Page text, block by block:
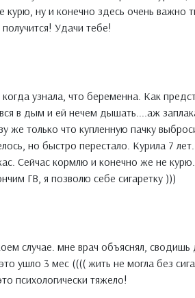
курю, ну и конечно здесь очень важно
Удачи тебе!
узнала, что беременна. Как
в дым и ей нечем дышать....аж
же только что купленную пачку
но быстро перестало. Курила 7
Сейчас кормлю и конечно же не
ГВ, я позволю себе сигаретку )))
случае. мне врач объяснял,
ушло 3 мес (((( жить не могла без
психологически тяжело!